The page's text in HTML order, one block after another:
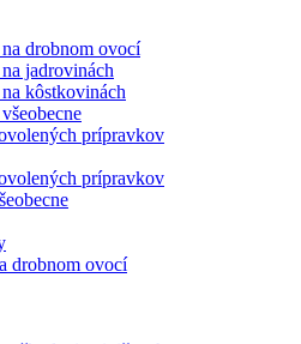
drobnom ovocí
jadrovinách
kôstkovinách
prípravkov
prípravkov
drobnom ovocí